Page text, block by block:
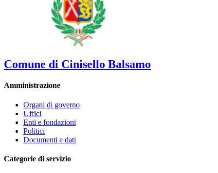
Comune di Cinisello Balsamo
Amministrazione
Organi di governo
Uffici
Enti e fondazioni
Politici
Documenti e dati
Categorie di servizio